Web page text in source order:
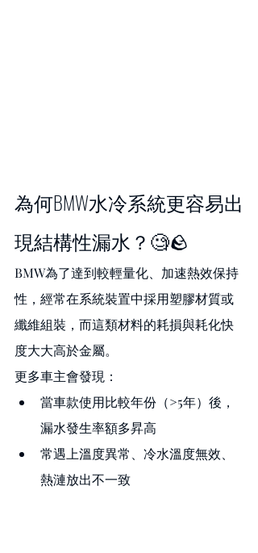
為何BMW水冷系統更容易出
現結構性漏水？🧐🪨
BMW為了達到較輕量化、加速熱效保持
性，經常在系統裝置中採用塑膠材質或
纖維組裝，而這類材料的耗損與耗化快
度大大高於金屬。
更多車主會發現：
當車款使用比較年份（>5年）後，
漏水發生率額多昇高
常遇上溫度異常、冷水溫度無效、
熱漣放出不一致